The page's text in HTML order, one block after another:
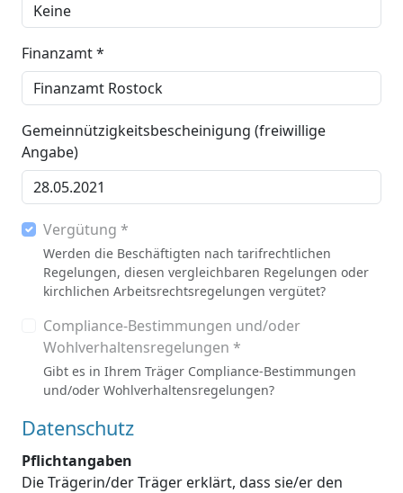
Finanzamt *
Gemeinnützigkeitsbescheinigung (freiwillige
Angabe)
Vergütung *
Werden die Beschäftigten nach tarifrechtlichen
Regelungen, diesen vergleichbaren Regelungen oder
kirchlichen Arbeitsrechtsregelungen vergütet?
Compliance-Bestimmungen und/oder
Wohlverhaltensregelungen *
Gibt es in Ihrem Träger Compliance-Bestimmungen
und/oder Wohlverhaltensregelungen?
Datenschutz
Pflichtangaben
Die Trägerin/der Träger erklärt, dass sie/er den